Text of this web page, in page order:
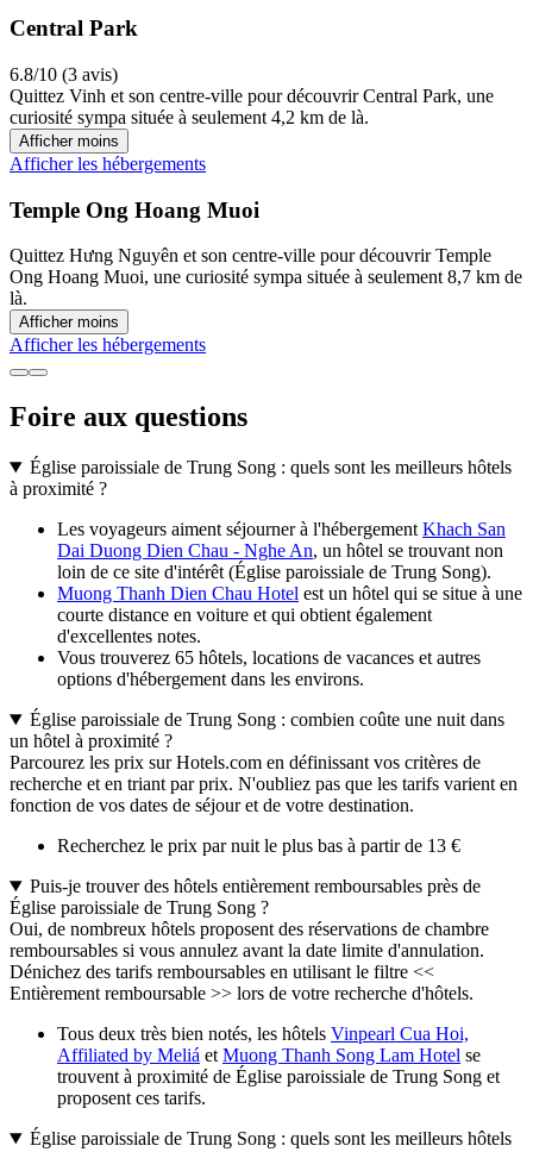
Central Park
6.8/10 (3 avis)
Quittez Vinh et son centre-ville pour découvrir Central Park, une
curiosité sympa située à seulement 4,2 km de là.
Afficher moins
Afficher les hébergements
Temple Ong Hoang Muoi
Quittez Hưng Nguyên et son centre-ville pour découvrir Temple
Ong Hoang Muoi, une curiosité sympa située à seulement 8,7 km de
là.
Afficher moins
Afficher les hébergements
Foire aux questions
Église paroissiale de Trung Song : quels sont les meilleurs hôtels
à proximité ?
Les voyageurs aiment séjourner à l'hébergement Khach San
Dai Duong Dien Chau - Nghe An, un hôtel se trouvant non
loin de ce site d'intérêt (Église paroissiale de Trung Song).
Muong Thanh Dien Chau Hotel est un hôtel qui se situe à une
courte distance en voiture et qui obtient également
d'excellentes notes.
Vous trouverez 65 hôtels, locations de vacances et autres
options d'hébergement dans les environs.
Église paroissiale de Trung Song : combien coûte une nuit dans
un hôtel à proximité ?
Parcourez les prix sur Hotels.com en définissant vos critères de
recherche et en triant par prix. N'oubliez pas que les tarifs varient en
fonction de vos dates de séjour et de votre destination.
Recherchez le prix par nuit le plus bas à partir de 13 €
Puis-je trouver des hôtels entièrement remboursables près de
Église paroissiale de Trung Song ?
Oui, de nombreux hôtels proposent des réservations de chambre
remboursables si vous annulez avant la date limite d'annulation.
Dénichez des tarifs remboursables en utilisant le filtre <<
Entièrement remboursable >> lors de votre recherche d'hôtels.
Tous deux très bien notés, les hôtels Vinpearl Cua Hoi,
Affiliated by Meliá et Muong Thanh Song Lam Hotel se
trouvent à proximité de Église paroissiale de Trung Song et
proposent ces tarifs.
Église paroissiale de Trung Song : quels sont les meilleurs hôtels